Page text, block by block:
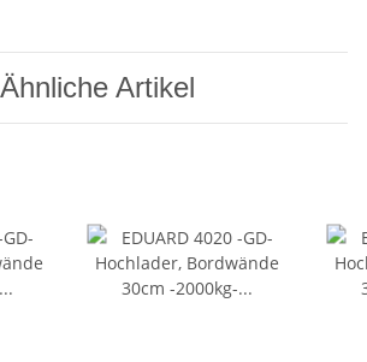
Ähnliche Artikel